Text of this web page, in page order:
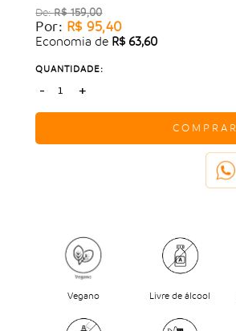
De:R$ 159,00
Por: R$ 95,40
Economia de R$ 63,60
QUANTIDADE:
- +
COMPRAR
Vegano Livre de álcool